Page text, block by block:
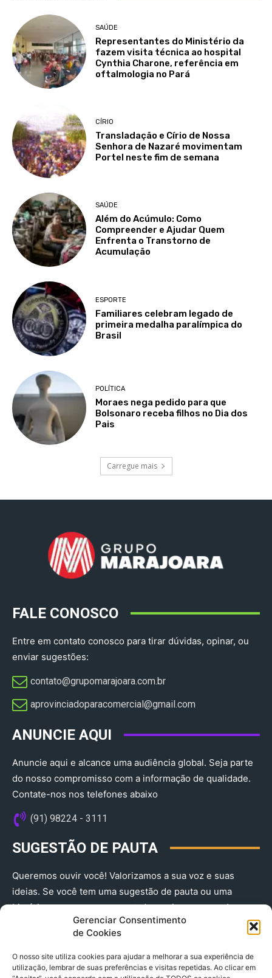
Gerenciar Consentimento
de Cookies
O nosso site utiliza cookies para ajudar a melhorar a sua experiência de
utilização, lembrar de suas preferências e visitas repetidas. Ao clicar em
SAÚDE
Representantes do Ministério da
fazem visita técnica ao hospital
Cynthia Charone, referência em
oftalmologia no Pará
CÍRIO
Transladação e Círio de Nossa
Senhora de Nazaré movimentam
Portel neste fim de semana
SAÚDE
Além do Acúmulo: Como
Compreender e Ajudar Quem
Enfrenta o Transtorno de
Acumulação
ESPORTE
Familiares celebram legado de
primeira medalha paralímpica do
Brasil
POLÍTICA
Moraes nega pedido para que
Bolsonaro receba filhos no Dia dos
Pais
Carregue mais
FALE CONOSCO
Entre em contato conosco para tirar dúvidas, opinar, ou
enviar sugestões:
contato@grupomarajoara.com.br
aprovinciadoparacomercial@gmail.com​
ANUNCIE AQUI
Anuncie aqui e alcance uma audiência global. Seja parte
do nosso compromisso com a informação de qualidade.
Contate-nos nos telefones abaixo
(91) 98224 - 3111
SUGESTÃO DE PAUTA
Queremos ouvir você! Valorizamos a sua voz e suas
ideias. Se você tem uma sugestão de pauta ou uma
história que merece ser contada, envie-nos agora!
(91) 98224 - 3111